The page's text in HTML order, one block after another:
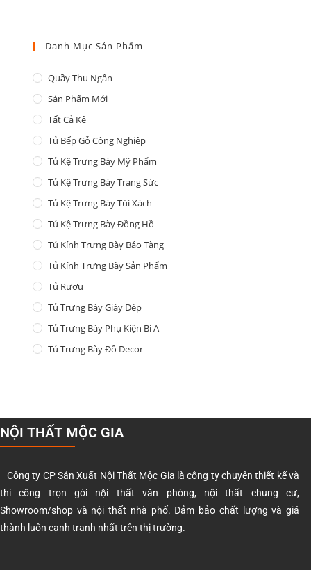
Danh Mục Sản Phẩm
Quầy Thu Ngân
Sản Phẩm Mới
Tất Cả Kệ
Tủ Bếp Gỗ Công Nghiệp
Tủ Kệ Trưng Bày Mỹ Phẩm
Tủ Kệ Trưng Bày Trang Sức
Tủ Kệ Trưng Bày Túi Xách
Tủ Kệ Trưng Bày Đồng Hồ
Tủ Kính Trưng Bày Bảo Tàng
Tủ Kính Trưng Bày Sản Phẩm
Tủ Rượu
Tủ Trưng Bày Giày Dép
Tủ Trưng Bày Phụ Kiện Bi A
Tủ Trưng Bày Đồ Decor
NỘI THẤT MỘC GIA
Công ty CP Sản Xuất Nội Thất Mộc Gia là công ty chuyên thiết kế và
thi công trọn gói nội thất văn phòng, nội thất chung cư,
Showroom/shop và nội thất nhà phố. Đảm bảo chất lượng và giá
thành luôn cạnh tranh nhất trên thị trường.